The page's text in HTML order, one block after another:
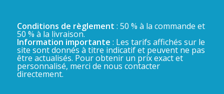
Conditions de règlement : 50 % à la commande et
50 % à la livraison.
Information importante : Les tarifs affichés sur le
site sont donnés à titre indicatif et peuvent ne pas
être actualisés. Pour obtenir un prix exact et
personnalisé, merci de nous contacter
directement.